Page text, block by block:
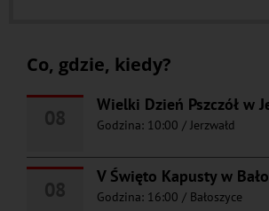
Co, gdzie, kiedy?
Wielki Dzień Pszczół w
Godzina: 10:00 / Jerzwałd
V Święto Kapusty w
Godzina: 16:00 / Bałoszyce